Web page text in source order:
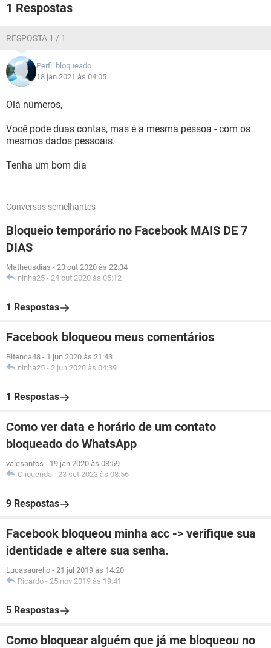
1 Respostas
RESPOSTA 1 / 1
Perfil bloqueado
18 jan 2021 às 04:05
Olá números,
Você pode duas contas, mas é a mesma pessoa - com os
mesmos dados pessoais.
Tenha um bom dia
Conversas semelhantes
Bloqueio temporário no Facebook MAIS DE 7
DIAS
Matheusdias - 23 out 2020 às 22:34
ninha25 - 24 out 2020 às 05:12
1 Respostas
Facebook bloqueou meus comentários
Bitenca48 - 1 jun 2020 às 21:43
ninha25 - 2 jun 2020 às 04:39
1 Respostas
Como ver data e horário de um contato
bloqueado do WhatsApp
valcsantos - 19 jan 2020 às 08:59
Oiiquerida - 23 set 2023 às 08:56
9 Respostas
Facebook bloqueou minha acc -> verifique sua
identidade e altere sua senha.
Lucasaurelio - 21 jul 2019 às 14:20
Ricardo - 25 nov 2019 às 19:41
5 Respostas
Como bloquear alguém que já me bloqueou no